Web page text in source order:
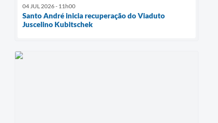
04 JUL 2026 - 11h00
Santo André inicia recuperação do Viaduto
Juscelino Kubitschek